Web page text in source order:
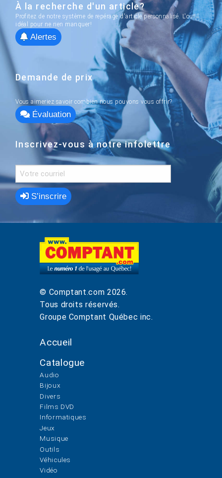
À la recherche d'un article?
Profitez de notre système de repérage d'article personnalisé. L'outil
idéal pour ne rien manquer!
Alertes
Demande de prix
Vous aimeriez savoir combien nous pouvons vous offrir?
Évaluation
Inscrivez-vous à notre infolettre
S’inscrire
© Comptant.com 2026.
Tous droits réservés.
Groupe Comptant Québec inc.
Accueil
Catalogue
Audio
Bijoux
Divers
Films DVD
Informatiques
Jeux
Musique
Outils
Véhicules
Vidéo